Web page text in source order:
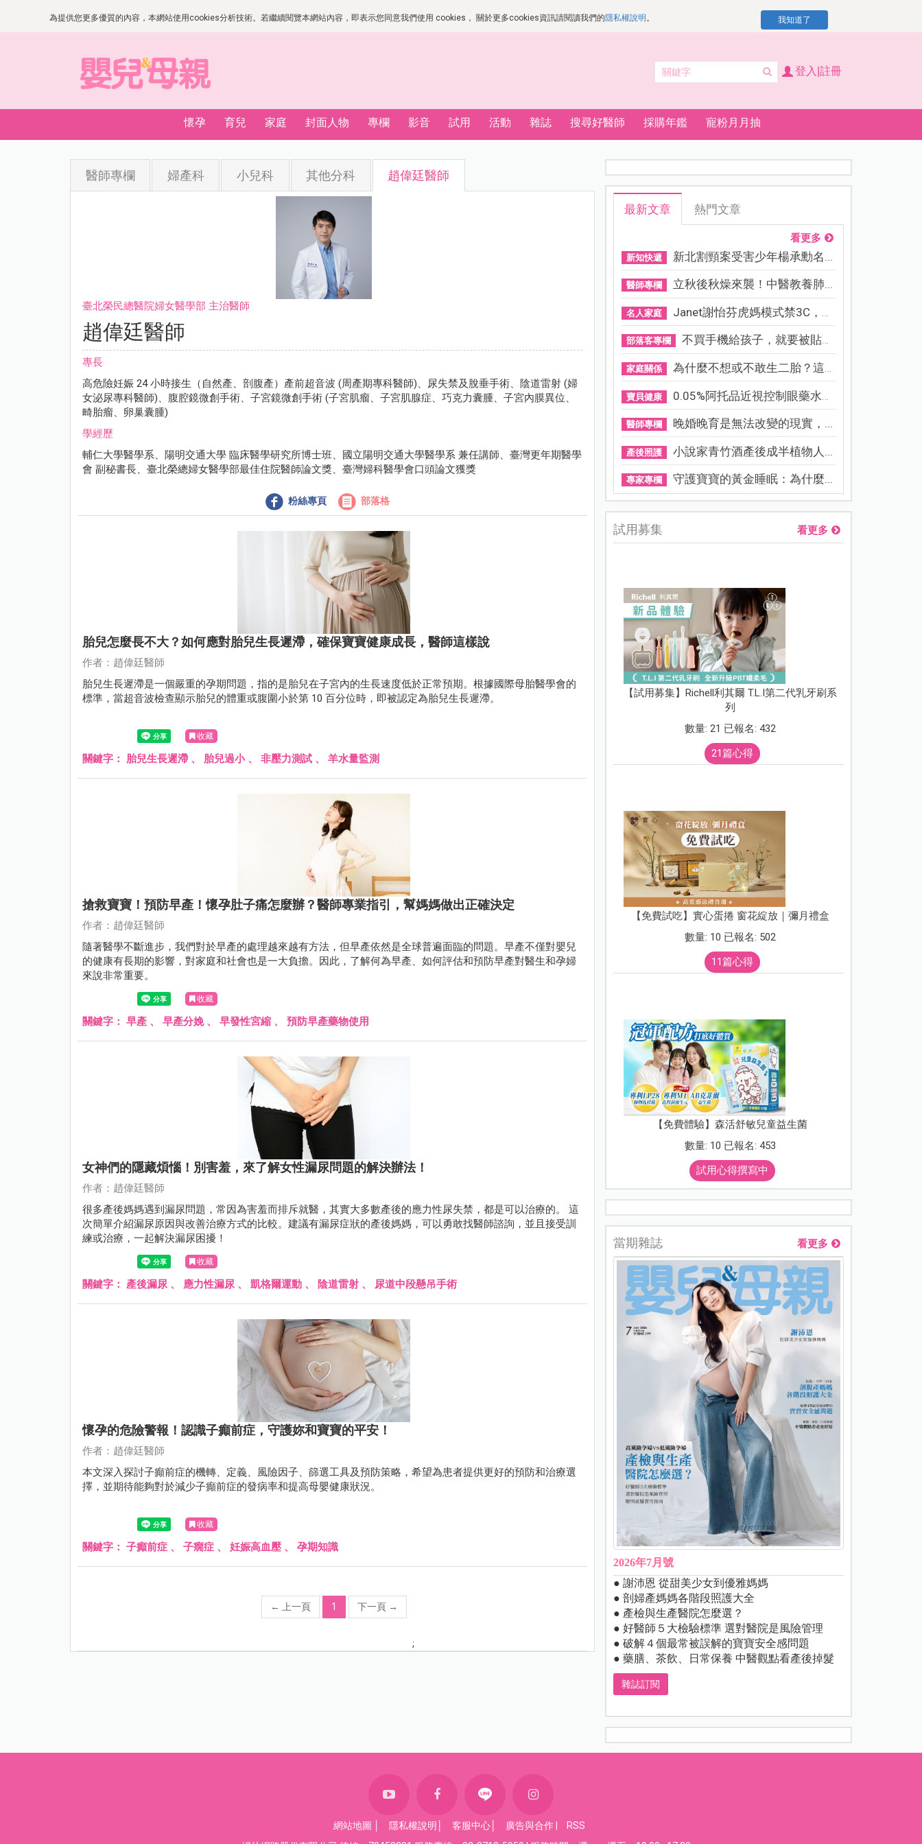
為提供您更多優質的內容，本網站使用cookies分析技術。若繼續閱覽本網站內容，即表示您同意我們使用 cookies， 關於更多cookies資訊請閱讀我們的隱私權說明 。 我知道了
登入|註冊
懷孕 育兒 家庭 封面人物 專欄 影音 試用 活動 雜誌 搜尋好醫師 採購年鑑 寵粉月月抽
醫師專欄 婦產科 小兒科 其他分科 趙偉廷醫師
臺北榮民總醫院婦女醫學部 主治醫師
趙偉廷醫師
專長
高危險妊娠 24 小時接生（自然產、剖腹產）產前超音波 (周產期專科醫師)、尿失禁及脫垂手術、陰道雷射 (婦
女泌尿專科醫師)、腹腔鏡微創手術、子宮鏡微創手術 (子宮肌瘤、子宮肌腺症、巧克力囊腫、子宮內膜異位、
畸胎瘤、卵巢囊腫)
學經歷
輔仁大學醫學系、陽明交通大學 臨床醫學研究所博士班、國立陽明交通大學醫學系 兼任講師、臺灣更年期醫學
會 副秘書長、臺北榮總婦女醫學部最佳住院醫師論文獎、臺灣婦科醫學會口頭論文獲獎
粉絲專頁 部落格
胎兒怎麼長不大？如何應對胎兒生長遲滯，確保寶寶健康成長，醫師這樣說
作者：趙偉廷醫師
胎兒生長遲滯是一個嚴重的孕期問題，指的是胎兒在子宮內的生長速度低於正常預期。根據國際母胎醫學會的
標準，當超音波檢查顯示胎兒的體重或腹圍小於第 10 百分位時，即被認定為胎兒生長遲滯。
收藏
關鍵字： 胎兒生長遲滯 、 胎兒過小、 非壓力測試 、 羊水量監測
搶救寶寶！預防早產！懷孕肚子痛怎麼辦？醫師專業指引，幫媽媽做出正確決定
作者：趙偉廷醫師
隨著醫學不斷進步，我們對於早產的處理越來越有方法，但早產依然是全球普遍面臨的問題。早產不僅對嬰兒
的健康有長期的影響，對家庭和社會也是一大負擔。因此，了解何為早產、如何評估和預防早產對醫生和孕婦
來說非常重要。
收藏
關鍵字： 早產 、 早產分娩、 早發性宮縮 、 預防早產藥物使用
女神們的隱藏煩惱！別害羞，來了解女性漏尿問題的解決辦法！
作者：趙偉廷醫師
很多產後媽媽遇到漏尿問題，常因為害羞而排斥就醫，其實大多數產後的應力性尿失禁，都是可以治療的。 這
次簡單介紹漏尿原因與改善治療方式的比較。建議有漏尿症狀的產後媽媽，可以勇敢找醫師諮詢，並且接受訓
練或治療，一起解決漏尿困擾！
收藏
關鍵字： 產後漏尿 、 應力性漏尿 、 凱格爾運動 、 陰道雷射 、 尿道中段懸吊手術
懷孕的危險警報！認識子癲前症，守護妳和寶寶的平安！
作者：趙偉廷醫師
本文深入探討子癲前症的機轉、定義、風險因子、篩選工具及預防策略，希望為患者提供更好的預防和治療選
擇，並期待能夠對於減少子癲前症的發病率和提高母嬰健康狀況。
收藏
關鍵字： 子癲前症 、 子癇症 、 妊娠高血壓 、 孕期知識
← 上一頁 1 下一頁 →
;
最新文章 熱門文章
看更多
新知快遞 新北割頸案受害少年楊承勳名...
醫師專欄 立秋後秋燥來襲！中醫教養肺...
名人家庭 Janet謝怡芬虎媽模式禁3C，看...
部落客專欄 不買手機給孩子，就要被貼「...
家庭關係 為什麼不想或不敢生二胎？這8...
寶貝健康 0.05%阿托品近視控制眼藥水納...
醫師專欄 晚婚晚育是無法改變的現實，...
產後照護 小說家青竹酒產後成半植物人...
專家專欄 守護寶寶的黃金睡眠：為什麼...
試用募集 看更多
【試用募集】Richell利其爾 T.L.I第二代乳牙刷系
列
數量: 21 已報名: 432
21篇心得
【免費試吃】實心蛋捲 窗花綻放｜彌月禮盒
數量: 10 已報名: 502
11篇心得
【免費體驗】森活舒敏兒童益生菌
數量: 10 已報名: 453
試用心得撰寫中
當期雜誌 看更多
2026年7月號
● 謝沛恩 從甜美少女到優雅媽媽
● 剖婦產媽媽各階段照護大全
● 產檢與生產醫院怎麼選？
● 好醫師５大檢驗標準 選對醫院是風險管理
● 破解４個最常被誤解的寶寶安全感問題
● 藥膳、茶飲、日常保養 中醫觀點看產後掉髮
雜誌訂閱
網站地圖 隱私權說明 客服中心 廣告與合作
RSS